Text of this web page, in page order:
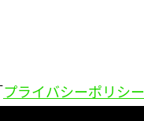
プライバシーポリシー